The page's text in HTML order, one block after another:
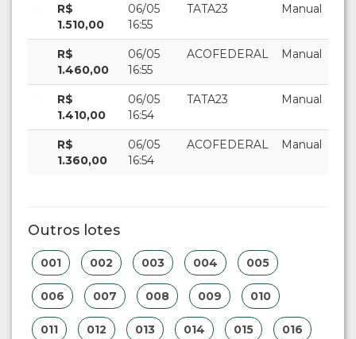
R$
1.510,00
06/05
16:55
TATA23 Manual
R$
1.460,00
06/05
16:55
ACOFEDERAL Manual
R$
1.410,00
06/05
16:54
TATA23 Manual
R$
1.360,00
06/05
16:54
ACOFEDERAL Manual
Outros lotes
001 002 003 004 005
006 007 008 009 010
011 012 013 014 015 016